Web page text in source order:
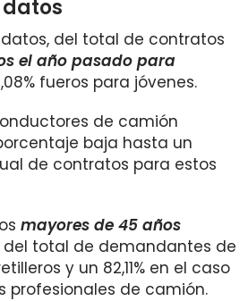
datos
del total de contratos
el año pasado para
fueros para jóvenes.
de camión
baja hasta un
de contratos para estos
mayores de 45 años
del total de demandantes de
y un 82,11% en el caso
profesionales de camión.